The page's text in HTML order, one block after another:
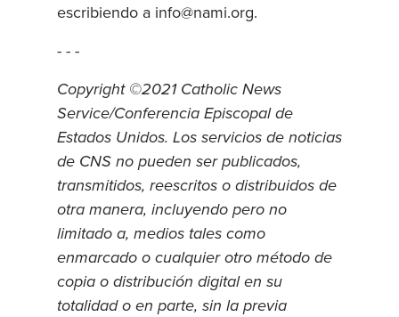
escribiendo a info@nami.org.
- - -
Copyright ©2021 Catholic News
Service/Conferencia Episcopal de
Estados Unidos. Los servicios de noticias
de CNS no pueden ser publicados,
transmitidos, reescritos o distribuidos de
otra manera, incluyendo pero no
limitado a, medios tales como
enmarcado o cualquier otro método de
copia o distribución digital en su
totalidad o en parte, sin la previa